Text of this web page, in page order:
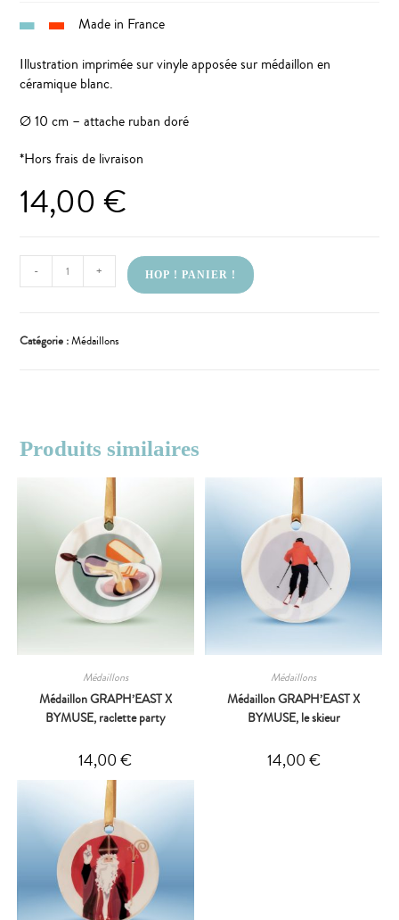
Made in France
Illustration imprimée sur vinyle apposée sur médaillon en
céramique blanc.
Ø 10 cm – attache ruban doré
*Hors frais de livraison
14,00€
- + HOP ! PANIER !
Catégorie :Médaillons
Produits similaires
Médaillons
Médaillon GRAPH’EAST X
BYMUSE, raclette party
14,00€
Médaillons
Médaillon GRAPH’EAST X
BYMUSE, le skieur
14,00€